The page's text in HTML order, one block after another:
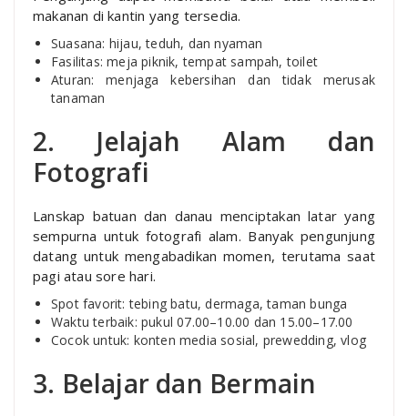
makanan di kantin yang tersedia.
Suasana: hijau, teduh, dan nyaman
Fasilitas: meja piknik, tempat sampah, toilet
Aturan: menjaga kebersihan dan tidak merusak
tanaman
2. Jelajah Alam dan
Fotografi
Lanskap batuan dan danau menciptakan latar yang
sempurna untuk fotografi alam. Banyak pengunjung
datang untuk mengabadikan momen, terutama saat
pagi atau sore hari.
Spot favorit: tebing batu, dermaga, taman bunga
Waktu terbaik: pukul 07.00–10.00 dan 15.00–17.00
Cocok untuk: konten media sosial, prewedding, vlog
3. Belajar dan Bermain